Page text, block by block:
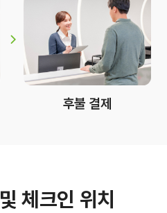
후불 결제
체크인 위치